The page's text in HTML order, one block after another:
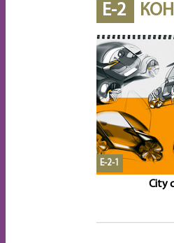
E-2
E-2-1
City